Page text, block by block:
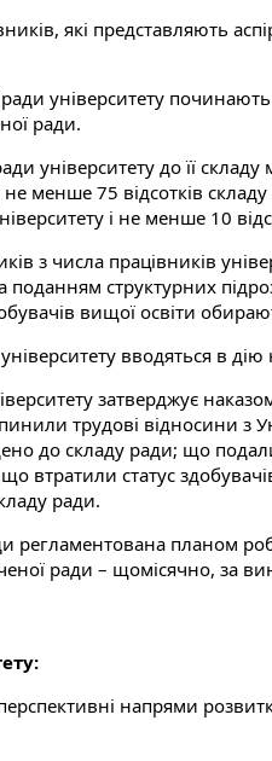
які представляють
університету
ради.
університету до її
менше 75 відсотків
і не менше 10
з числа працівників
поданням структурних
вищої освіти
вводяться в
затверджує
трудові відносини з
до складу ради; що
втратили статус
ради.
регламентована планом
ради – щомісячно, за
напрями